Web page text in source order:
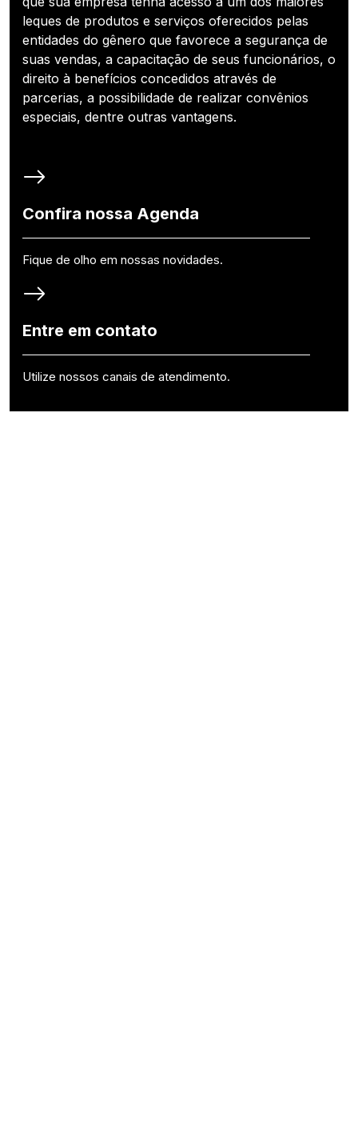
leques de produtos e serviços oferecidos pelas
entidades do gênero que favorece a segurança de
suas vendas, a capacitação de seus funcionários, o
direito à benefícios concedidos através de
parcerias, a possibilidade de realizar convênios
especiais, dentre outras vantagens.
Confira nossa Agenda
Fique de olho em nossas novidades.
Entre em contato
Utilize nossos canais de atendimento.